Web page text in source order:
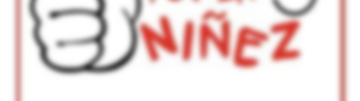
Vota Por La Niñez